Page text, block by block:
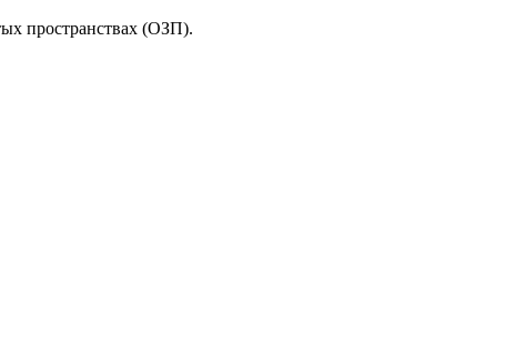
пространствах (ОЗП).